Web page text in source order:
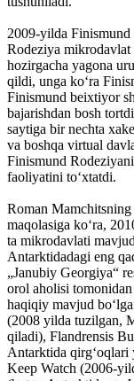
2009-yilda
Rodeziya
hozirgacha yagona
qildi, unga koʻra
Finismund beixtiyor
bajarishdan bosh
saytiga bir nechta
va boshqa virtual
Finismund
faoliyatini toʻxtatdi.
Roman
maqolasiga koʻra,
ta mikrodavlati
Antarktidadagi eng
„Janubiy Georgiya“
orol aholisi
haqiqiy mavjud
(2008 yilda tuzilgan,
qiladi), Flandrensis
Antarktida qirgʻoqlari
Keep Watch (2006-